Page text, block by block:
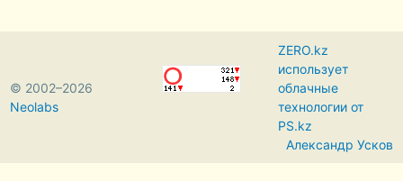
© 2002–2026
Neolabs
ZERO.kz
использует
облачные
технологии от
PS.kz
Александр Усков